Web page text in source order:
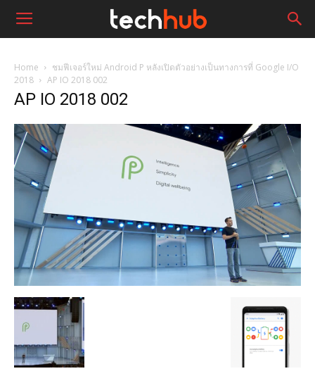
Home
ชมฟีเจอร์ใหม่ Android P หลังเปิดตัวอย่างเป็นทางการที่ Google I/O
2018
AP IO 2018 002
AP IO 2018 002